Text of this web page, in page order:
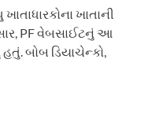
ખાતાની
PF વેબસાઈટનું આ
બોબ ડિયાચેન્કો,